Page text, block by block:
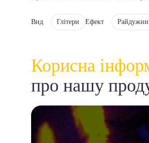
Вид Глітери Ефект
Корисна
про нашу